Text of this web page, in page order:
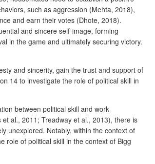
rs, such as aggression (Mehta, 2018),
and earn their votes (Dhote, 2018).
and sincere self-image, forming
in the game and ultimately securing victory.
and sincerity, gain the trust and support of
14 to investigate the role of political skill in
between political skill and work
al., 2011; Treadway et al., 2013), there is
unexplored. Notably, within the context of
role of political skill in the context of Bigg